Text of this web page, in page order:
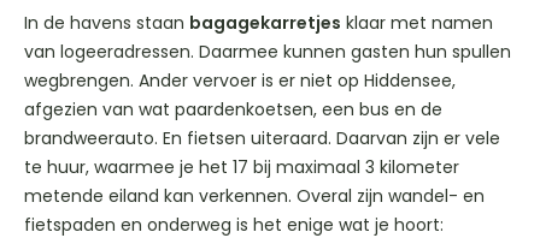
In de havens staan bagagekarretjes klaar met namen
van logeeradressen. Daarmee kunnen gasten hun spullen
wegbrengen. Ander vervoer is er niet op Hiddensee,
afgezien van wat paardenkoetsen, een bus en de
brandweerauto. En fietsen uiteraard. Daarvan zijn er vele
te huur, waarmee je het 17 bij maximaal 3 kilometer
metende eiland kan verkennen. Overal zijn wandel- en
fietspaden en onderweg is het enige wat je hoort: